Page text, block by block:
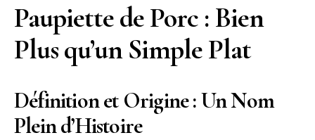
Paupiette de Porc : Bien
Plus qu’un Simple Plat
Définition et Origine : Un Nom
Plein d’Histoire